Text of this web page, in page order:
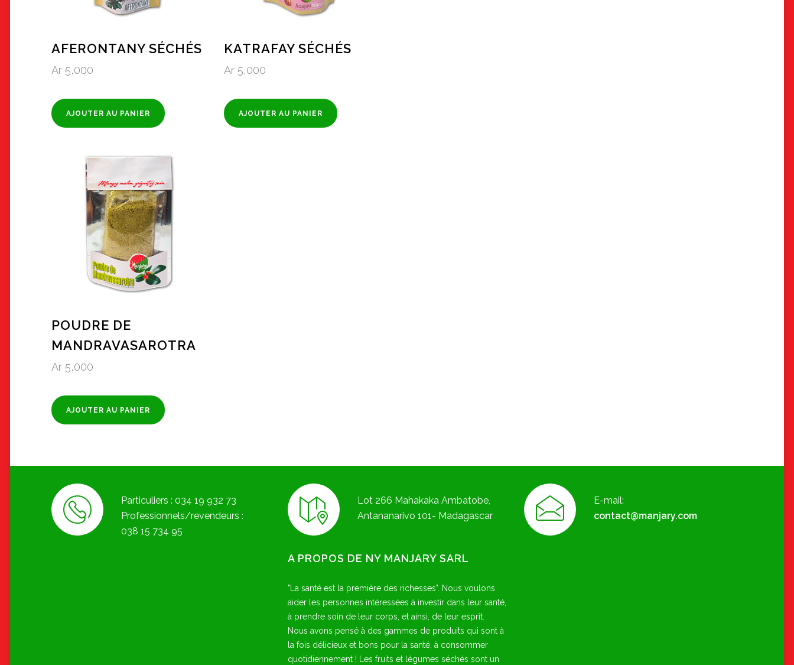
AFERONTANY SÉCHÉS
Ar 5,000
AJOUTER AU PANIER
KATRAFAY SÉCHÉS
Ar 5,000
AJOUTER AU PANIER
POUDRE DE
MANDRAVASAROTRA
Ar 5,000
AJOUTER AU PANIER
Particuliers : 034 19 932 73
Professionnels/revendeurs :
038 15 734 95
Lot 266 Mahakaka Ambatobe,
Antananarivo 101- Madagascar
E-mail:
contact@manjary.com
A PROPOS DE NY MANJARY SARL
"La santé est la première des richesses". Nous voulons
aider les personnes intéressées à investir dans leur santé,
à prendre soin de leur corps, et ainsi, de leur esprit.
Nous avons pensé à des gammes de produits qui sont à
la fois délicieux et bons pour la santé, à consommer
quotidiennement ! Les fruits et légumes séchés sont un